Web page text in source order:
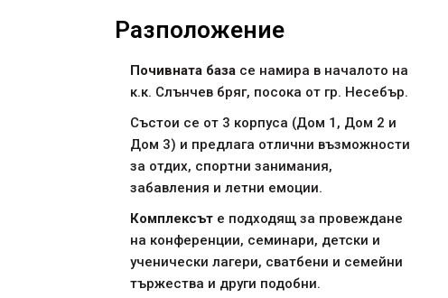
Разположение
Почивната база се намира в началото на
к.к. Слънчев бряг, посока от гр. Несебър.
Състои се от 3 корпуса (Дом 1, Дом 2 и
Дом 3) и предлага отлични възможности
за отдих, спортни занимания,
забавления и летни емоции.
Комплексът е подходящ за провеждане
на конференции, семинари, детски и
ученически лагери, сватбени и семейни
тържества и други подобни.